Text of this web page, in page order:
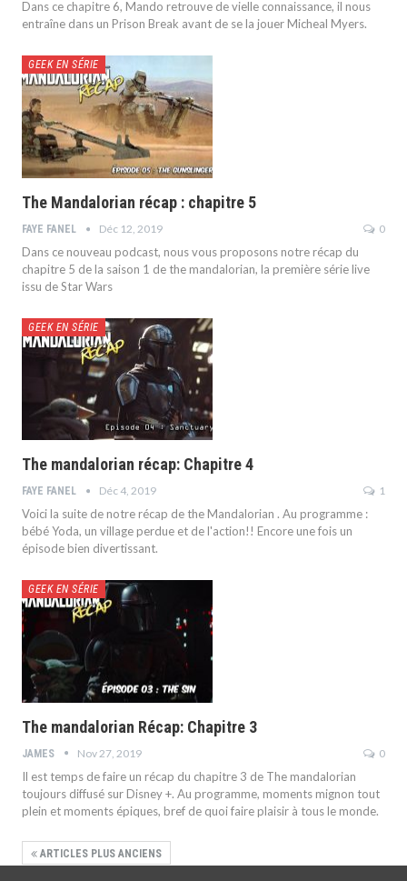
Dans ce chapitre 6, Mando retrouve de vielle connaissance, il nous
entraîne dans un Prison Break avant de se la jouer Micheal Myers.
GEEK EN SÉRIE
The Mandalorian récap : chapitre 5
FAYE FANEL Déc 12, 2019 0
Dans ce nouveau podcast, nous vous proposons notre récap du
chapitre 5 de la saison 1 de the mandalorian, la première série live
issu de Star Wars
GEEK EN SÉRIE
The mandalorian récap: Chapitre 4
FAYE FANEL Déc 4, 2019 1
Voici la suite de notre récap de the Mandalorian . Au programme :
bébé Yoda, un village perdue et de l'action!! Encore une fois un
épisode bien divertissant.
GEEK EN SÉRIE
The mandalorian Récap: Chapitre 3
JAMES Nov 27, 2019 0
Il est temps de faire un récap du chapitre 3 de The mandalorian
toujours diffusé sur Disney +. Au programme, moments mignon tout
plein et moments épiques, bref de quoi faire plaisir à tous le monde.
ARTICLES PLUS ANCIENS